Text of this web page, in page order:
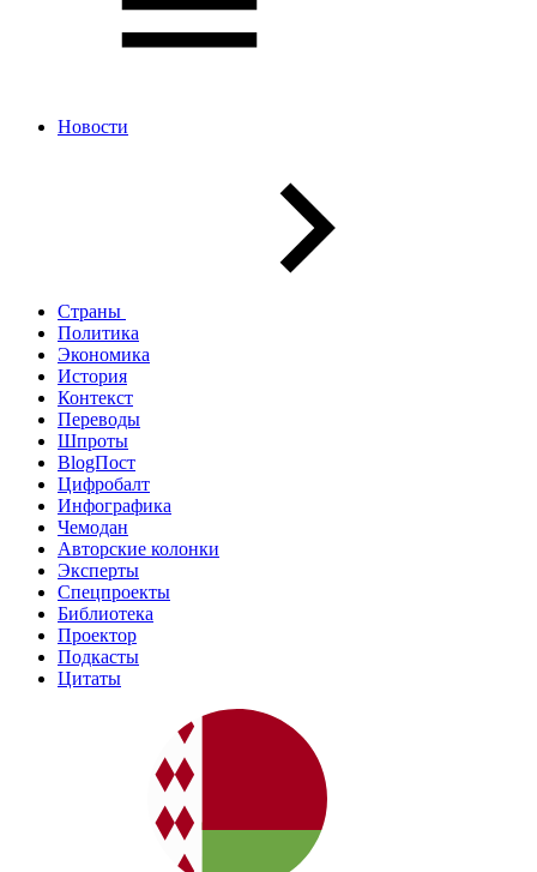
Новости
Страны
Политика
Экономика
История
Контекст
Переводы
Шпроты
BlogПост
Цифробалт
Инфографика
Чемодан
Авторские колонки
Эксперты
Спецпроекты
Библиотека
Проектор
Подкасты
Цитаты